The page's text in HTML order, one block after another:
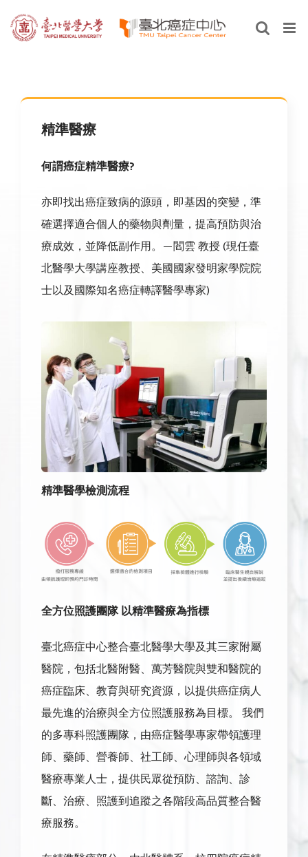
Skip
to
精準醫療
何謂癌症精準醫療?
亦即找出癌症致病的源頭，即基因的突變，準
確選擇適合個人的藥物與劑量，提高預防與治
療成效，並降低副作用。—閻雲 教授 (現任臺
北醫學大學講座教授、美國國家發明家學院院
士以及國際知名癌症轉譯醫學專家)
精準醫學檢測流程
全方位照護團隊 以精準醫療為指標
臺北癌症中心整合臺北醫學大學及其三家附屬
醫院，包括北醫附醫、萬芳醫院與雙和醫院的
癌症臨床、教育與研究資源，以提供癌症病人
最先進的治療與全方位照護服務為目標。 我們
的多專科照護團隊，由癌症醫學專家帶領護理
師、藥師、營養師、社工師、心理師與各領域
醫療專業人士，提供民眾從預防、諮詢、診
斷、治療、照護到追蹤之各階段高品質整合醫
療服務。